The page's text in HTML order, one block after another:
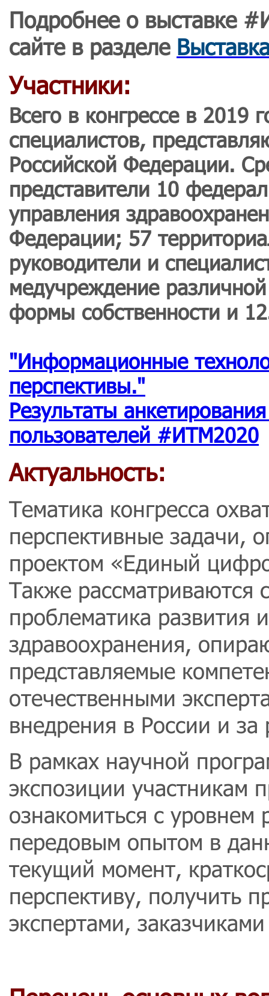
Подробнее о выставке
сайте в разделе
Участники:
Всего в конгрессе в 2019
специалистов,
Российской Федерации.
представители 10
управления
Федерации; 57
руководители и
медучреждение
формы собственности и
"Информационные
перспективы."
Результаты
пользователей #ИТМ2020
Актуальность:
Тематика конгресса
перспективные задачи,
проектом «Единый
Также рассматриваются
проблематика развития
здравоохранения,
представляемые
отечественными
внедрения в России и
В рамках научной
экспозиции участникам
ознакомиться с уровнем
передовым опытом в
текущий момент,
перспективу, получить
экспертами,